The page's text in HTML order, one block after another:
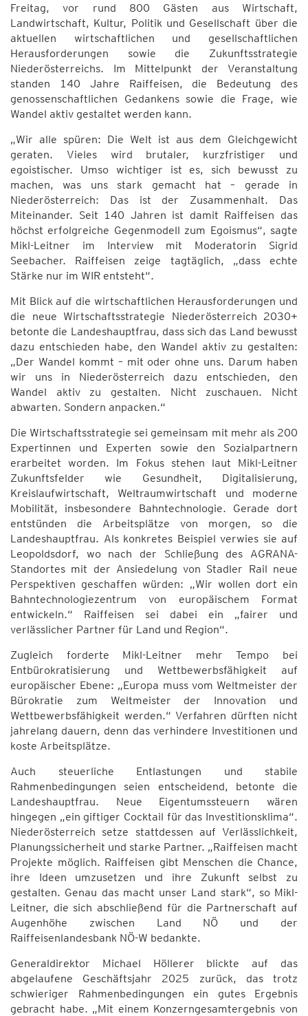
Freitag, vor rund 800 Gästen aus Wirtschaft,
Landwirtschaft, Kultur, Politik und Gesellschaft über die
aktuellen wirtschaftlichen und gesellschaftlichen
Herausforderungen sowie die Zukunftsstrategie
Niederösterreichs. Im Mittelpunkt der Veranstaltung
standen 140 Jahre Raiffeisen, die Bedeutung des
genossenschaftlichen Gedankens sowie die Frage, wie
Wandel aktiv gestaltet werden kann.
„Wir alle spüren: Die Welt ist aus dem Gleichgewicht
geraten. Vieles wird brutaler, kurzfristiger und
egoistischer. Umso wichtiger ist es, sich bewusst zu
machen, was uns stark gemacht hat – gerade in
Niederösterreich: Das ist der Zusammenhalt. Das
Miteinander. Seit 140 Jahren ist damit Raiffeisen das
höchst erfolgreiche Gegenmodell zum Egoismus“, sagte
Mikl-Leitner im Interview mit Moderatorin Sigrid
Seebacher. Raiffeisen zeige tagtäglich, „dass echte
Stärke nur im WIR entsteht“.
Mit Blick auf die wirtschaftlichen Herausforderungen und
die neue Wirtschaftsstrategie Niederösterreich 2030+
betonte die Landeshauptfrau, dass sich das Land bewusst
dazu entschieden habe, den Wandel aktiv zu gestalten:
„Der Wandel kommt – mit oder ohne uns. Darum haben
wir uns in Niederösterreich dazu entschieden, den
Wandel aktiv zu gestalten. Nicht zuschauen. Nicht
abwarten. Sondern anpacken.“
Die Wirtschaftsstrategie sei gemeinsam mit mehr als 200
Expertinnen und Experten sowie den Sozialpartnern
erarbeitet worden. Im Fokus stehen laut Mikl-Leitner
Zukunftsfelder wie Gesundheit, Digitalisierung,
Kreislaufwirtschaft, Weltraumwirtschaft und moderne
Mobilität, insbesondere Bahntechnologie. Gerade dort
entstünden die Arbeitsplätze von morgen, so die
Landeshauptfrau. Als konkretes Beispiel verwies sie auf
Leopoldsdorf, wo nach der Schließung des AGRANA-
Standortes mit der Ansiedelung von Stadler Rail neue
Perspektiven geschaffen würden: „Wir wollen dort ein
Bahntechnologiezentrum von europäischem Format
entwickeln.“ Raiffeisen sei dabei ein „fairer und
verlässlicher Partner für Land und Region“.
Zugleich forderte Mikl-Leitner mehr Tempo bei
Entbürokratisierung und Wettbewerbsfähigkeit auf
europäischer Ebene: „Europa muss vom Weltmeister der
Bürokratie zum Weltmeister der Innovation und
Wettbewerbsfähigkeit werden.“ Verfahren dürften nicht
jahrelang dauern, denn das verhindere Investitionen und
koste Arbeitsplätze.
Auch steuerliche Entlastungen und stabile
Rahmenbedingungen seien entscheidend, betonte die
Landeshauptfrau. Neue Eigentumssteuern wären
hingegen „ein giftiger Cocktail für das Investitionsklima“.
Niederösterreich setze stattdessen auf Verlässlichkeit,
Planungssicherheit und starke Partner. „Raiffeisen macht
Projekte möglich. Raiffeisen gibt Menschen die Chance,
ihre Ideen umzusetzen und ihre Zukunft selbst zu
gestalten. Genau das macht unser Land stark“, so Mikl-
Leitner, die sich abschließend für die Partnerschaft auf
Augenhöhe zwischen Land NÖ und der
Raiffeisenlandesbank NÖ-W bedankte.
Generaldirektor Michael Höllerer blickte auf das
abgelaufene Geschäftsjahr 2025 zurück, das trotz
schwieriger Rahmenbedingungen ein gutes Ergebnis
gebracht habe. „Mit einem Konzerngesamtergebnis von